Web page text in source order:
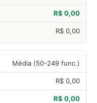
R$ 0,00
R$ 0,00
Média (50-249 func.)
R$ 0,00
R$ 0,00